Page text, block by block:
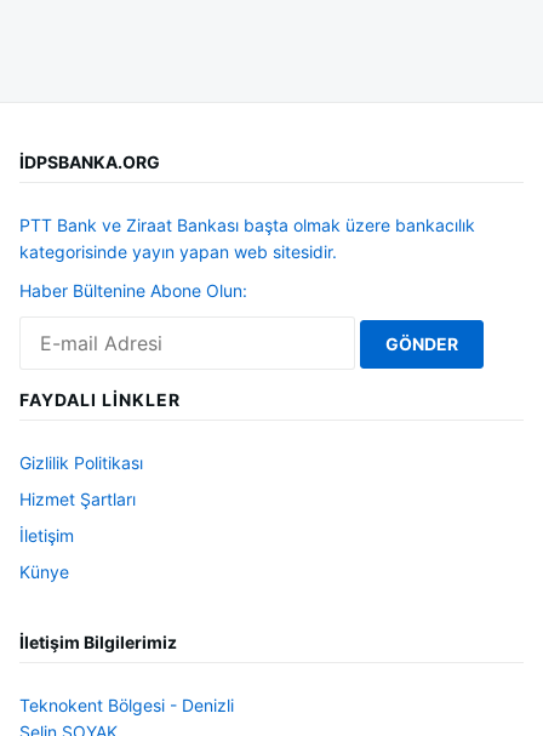
İDPSBANKA.ORG
PTT Bank ve Ziraat Bankası başta olmak üzere bankacılık
kategorisinde yayın yapan web sitesidir.
Haber Bültenine Abone Olun:
FAYDALI LINKLER
Gizlilik Politikası
Hizmet Şartları
İletişim
Künye
İletişim Bilgilerimiz
Teknokent Bölgesi - Denizli